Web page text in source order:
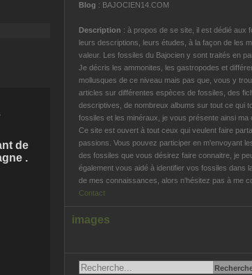
de
.
Blog : BAJOCIEN14.COM
Description : à propos de se site, il est dédié aux
leurs descriptions, leurs études, à la façon de les
valeur. Les fossiles du Bajocien y sont traités en
Je décris les ammonites, les gastropodes et
mollusques de ce niveau mais pas que, vous y
articles sur différentes espèces de fossiles, des
descriptives, de nombreux albums sur tout ce qui
fossiles et les minéraux, je vous présente ainsi ma
Ce site est ouvert à tout ceux qui veulent faire
passions. Vous pouvez participer en m'envoyant
des fossiles que vous désirez faire connaitre, je
également vous aidé à identifier vos fossiles dans
de mes connaissances, alors n'hésitez pas à me
Contact
images